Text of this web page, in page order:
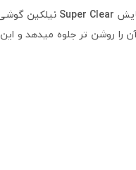
Super Clearنیلکین
را روشن تر جلوه میدهد و